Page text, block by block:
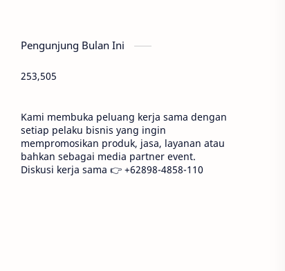
Pengunjung Bulan Ini
253,505
Kami membuka peluang kerja sama dengan
setiap pelaku bisnis yang ingin
mempromosikan produk, jasa, layanan atau
bahkan sebagai media partner event.
Diskusi kerja sama 👉 +62898-4858-110